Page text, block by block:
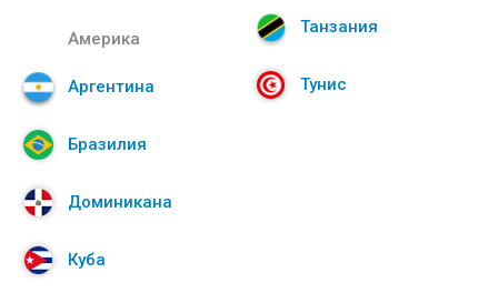
Танзания
Тунис
Америка
Аргентина
Бразилия
Доминикана
Куба